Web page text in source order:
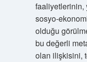
faaliyetlerinin,
sosyo-
olduğu
bu değerli
olan ilişkisini,